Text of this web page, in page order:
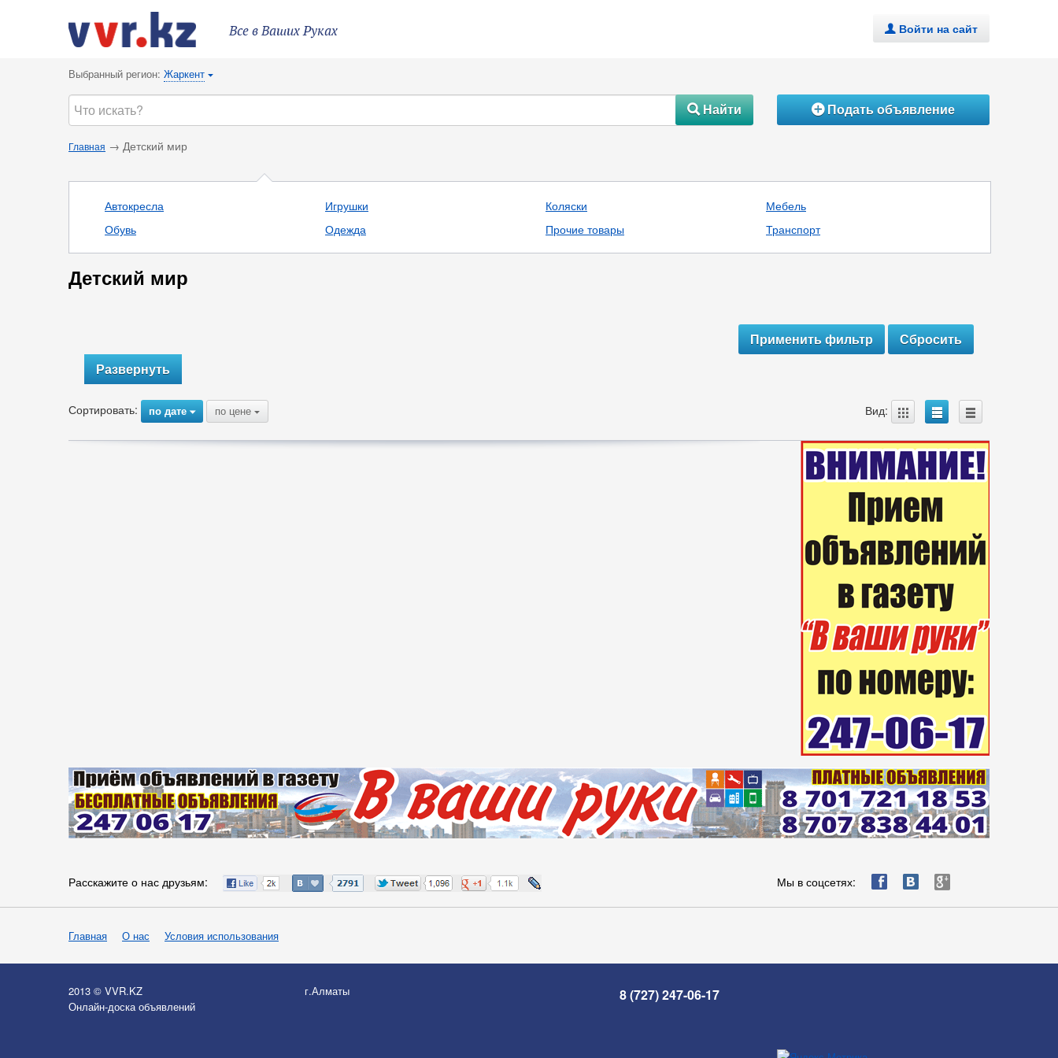
Все в Ваших Руках . Войти на сайт
Выбранный регион: Жаркент {
#Найти ÁПодать объявление
Главная → Детский мир
Автокресла
Обувь
Игрушки
Одежда
Коляски
Прочие товары
Мебель
Транспорт
Детский мир
Развернуть
Сортировать: по дате{ по цене { Вид: A B C
Расскажите о нас друзьям: Мы в соцсетях: ä æ è
Главная О нас Условия использования
2013 © VVR.KZ
Онлайн-доска объявлений
г.Алматы 8 (727) 247-06-17